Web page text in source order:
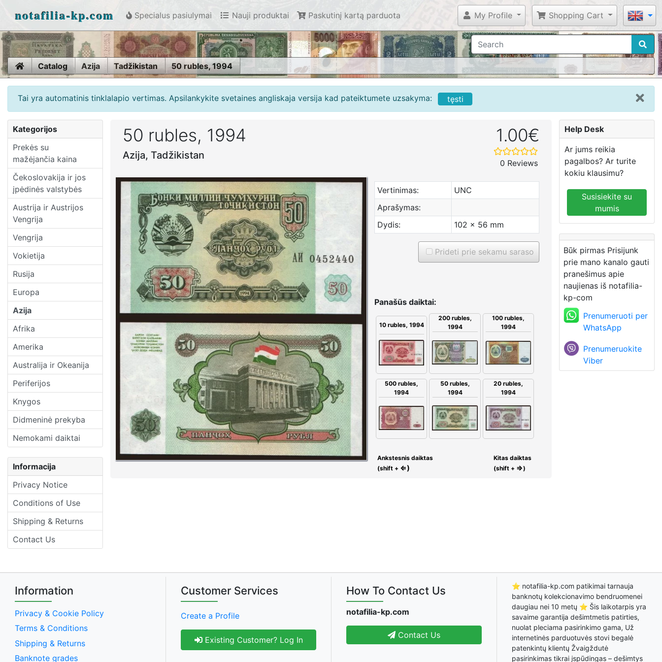
notafilia-kp.com Specialus pasiulymai Nauji produktai Paskutinį kartą parduota My Profile Shopping Cart
HomeCatalog Azija Tadžikistan 50 rubles, 1994
Tai yra automatinis tinklalapio vertimas. Apsilankykite svetaines angliskaja versija kad pateiktumete uzsakyma: tęsti
Kategorijos
Prekės su
mažėjančia kaina
Čekoslovakija ir jos
įpėdinės valstybės
Austrija ir Austrijos
Vengrija
Vengrija
Vokietija
Rusija
Europa
Azija
Afrika
Amerika
Australija ir Okeanija
Periferijos
Knygos
Didmeninė prekyba
Nemokami daiktai
Informacija
Privacy Notice
Conditions of Use
Shipping & Returns
Contact Us
50 rubles, 1994
Azija, Tadžikistan
1.00€
0 Reviews
Vertinimas:
UNC
Aprašymas:
Dydis:
102 x 56 mm
Prideti prie sekamu saraso
Panašūs daiktai:
10 rubles, 1994
200 rubles,
1994
100 rubles,
1994
500 rubles,
1994
50 rubles,
1994
20 rubles,
1994
Ankstesnis daiktas
(shift + ⇐)
Kitas daiktas
(shift + ⇒)
Help Desk
Ar jums reikia
pagalbos? Ar turite
kokiu klausimu?
Susisiekite su
mumis
Būk pirmas Prisijunk
prie mano kanalo gauti
pranešimus apie
naujienas iš notafilia-
kp-com
Prenumeruoti per
WhatsApp
Prenumeruokite
Viber
Information
Privacy & Cookie Policy
Terms & Conditions
Shipping & Returns
Banknote grades
Customer Services
Create a Profile
Existing Customer? Log In
How To Contact Us
notafilia-kp.com
Contact Us
⭐ notafilia-kp.com patikimai tarnauja
banknotų kolekcionavimo bendruomenei
daugiau nei 10 metų ⭐ Šis laikotarpis yra
savaime garantija dešimtmetis patirties,
nuolat pleciama pasirinkimo gama, Už
internetinės parduotuvės stovi begalė
patenkintų klientų Žvaigždutė
pasirinkimas tikrai įspūdingas – dešimtys